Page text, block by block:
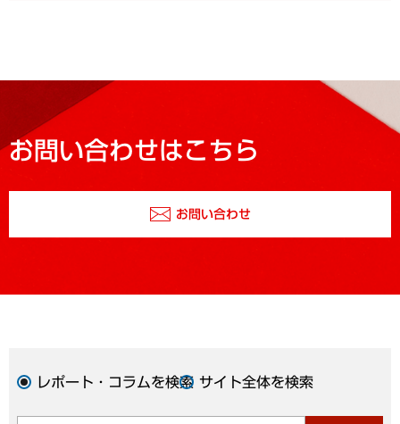
お問い合わせはこちら
お問い合わせ
レポート・コラムを検索 サイト全体を検索